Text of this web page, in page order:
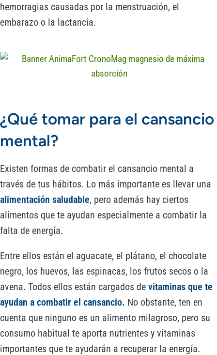
hemorragias causadas por la menstruación, el
embarazo o la lactancia.
¿Qué tomar para el cansancio
mental?
Existen formas de combatir el cansancio mental a
través de tus hábitos. Lo más importante es llevar una
alimentación saludable, pero además hay ciertos
alimentos que te ayudan especialmente a combatir la
falta de energía.
Entre ellos están el aguacate, el plátano, el chocolate
negro, los huevos, las espinacas, los frutos secos o la
avena. Todos ellos están cargados de vitaminas que te
ayudan a combatir el cansancio. No obstante, ten en
cuenta que ninguno es un alimento milagroso, pero su
consumo habitual te aporta nutrientes y vitaminas
importantes que te ayudarán a recuperar la energía.